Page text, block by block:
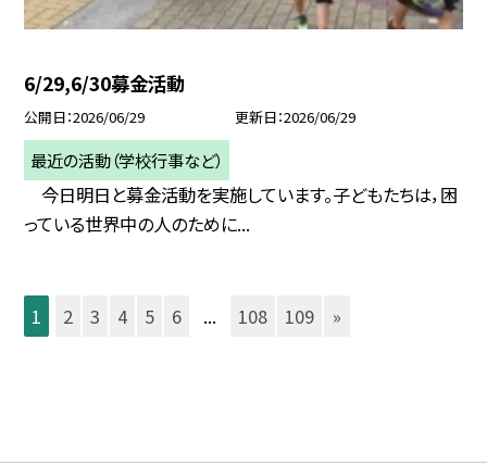
6/29,6/30募金活動
公開日 2026/06/29 更新日 2026/06/29
最近の活動（学校行事など）
今日明日と募金活動を実施しています。子どもたちは，困
っている世界中の人のために...
1 2 3 4 5 6 ... 108 109 »